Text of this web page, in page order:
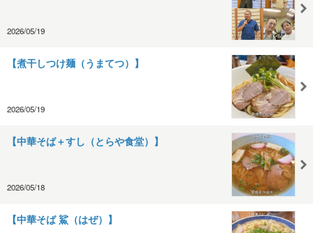
2026/05/19
【煮干しつけ麺（うまてつ）】
2026/05/19
【中華そば＋すし（とらや食堂）】
2026/05/18
【中華そば 鯊（はぜ）】